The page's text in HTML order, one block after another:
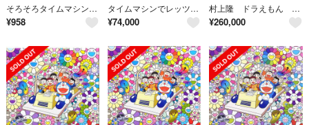
そろそろタイムマシンで未来へ行けますか？/飛鳥新社/齊田興哉（単行本（ソフトカバー））
¥958
タイムマシンでレッツゴー (ポスター作品) 村上隆 ドラえもん
¥74,000
村上隆 ドラえもん タイムマシンでレッツゴー 版画
¥260,000